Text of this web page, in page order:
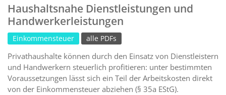
Haushaltsnahe Dienstleistungen und
Handwerkerleistungen
Einkommensteuer alle PDFs
Privathaushalte können durch den Einsatz von Dienstleistern
und Handwerkern steuerlich profitieren: unter bestimmten
Voraussetzungen lässt sich ein Teil der Arbeitskosten direkt
von der Einkommensteuer abziehen (§ 35a EStG).